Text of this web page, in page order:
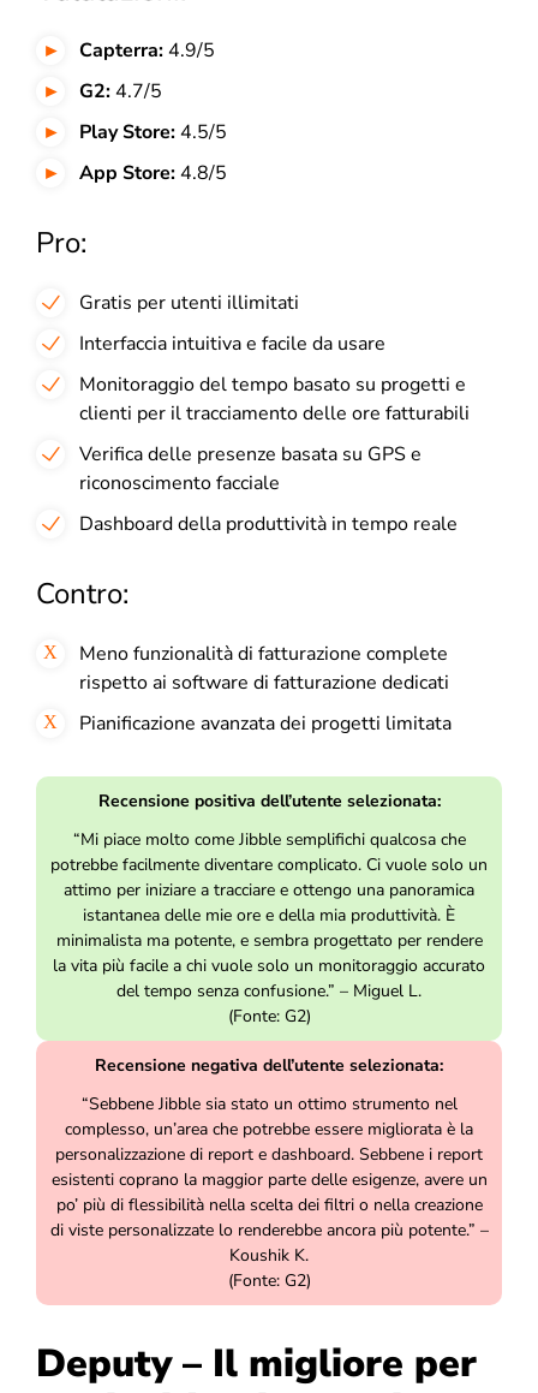
Capterra:4.9/5
G2:4.7/5
Play Store:4.5/5
App Store:4.8/5
Pro:
Gratis per utenti illimitati
Interfaccia intuitiva e facile da usare
Monitoraggio del tempo basato su progetti e
clienti per il tracciamento delle ore fatturabili
Verifica delle presenze basata su GPS e
riconoscimento facciale
Dashboard della produttività in tempo reale
Contro:
Meno funzionalità di fatturazione complete
rispetto ai software di fatturazione dedicati
Pianificazione avanzata dei progetti limitata
Recensione positiva dell’utente selezionata:
“Mi piace molto come Jibble semplifichi qualcosa che
potrebbe facilmente diventare complicato. Ci vuole solo un
attimo per iniziare a tracciare e ottengo una panoramica
istantanea delle mie ore e della mia produttività. È
minimalista ma potente, e sembra progettato per rendere
la vita più facile a chi vuole solo un monitoraggio accurato
del tempo senza confusione.” – Miguel L.
(Fonte: G2)
Recensione negativa dell’utente selezionata:
“Sebbene Jibble sia stato un ottimo strumento nel
complesso, un’area che potrebbe essere migliorata è la
personalizzazione di report e dashboard. Sebbene i report
esistenti coprano la maggior parte delle esigenze, avere un
po’ più di flessibilità nella scelta dei filtri o nella creazione
di viste personalizzate lo renderebbe ancora più potente.” –
Koushik K.
(Fonte: G2)
Deputy – Il migliore per